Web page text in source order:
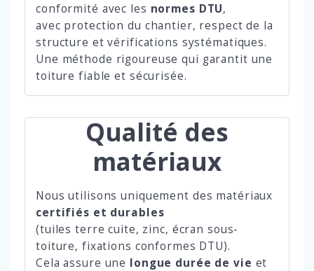
conformité avec les normes DTU,
avec protection du chantier, respect de la
structure et vérifications systématiques.
Une méthode rigoureuse qui garantit une
toiture fiable et sécurisée.
Qualité des
matériaux
Nous utilisons uniquement des matériaux
certifiés et durables
(tuiles terre cuite, zinc, écran sous-
toiture, fixations conformes DTU).
Cela assure une longue durée de vie et